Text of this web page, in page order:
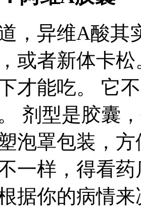
，异维A酸其
或者新体卡
才能吃。 它
剂型是胶囊
泡罩包装，
一样，得看
据你的病情